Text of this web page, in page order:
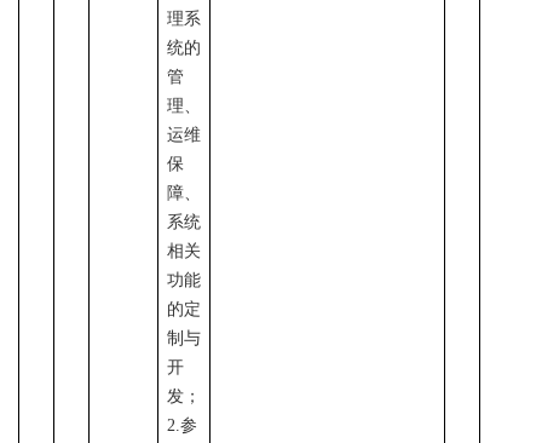
理系
统的
管
理、
运维
保
障、
系统
相关
功能
的定
制与
开
发；
2.参